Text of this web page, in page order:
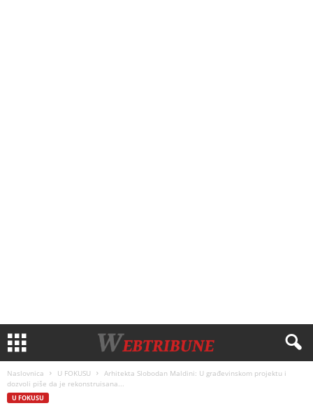
Naslovnica U FOKUSU
Arhitekta Slobodan Maldini: U građevinskom projektu i
dozvoli piše da je rekonstruisana...
U FOKUSU